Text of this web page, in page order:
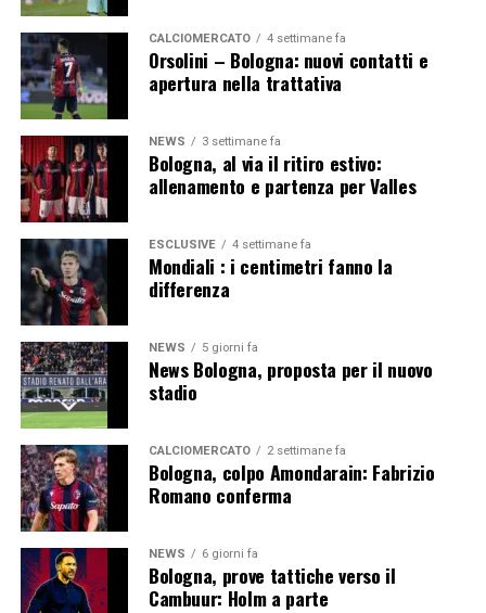
CALCIOMERCATO 4 settimane fa
Orsolini – Bologna: nuovi contatti e
apertura nella trattativa
NEWS 3 settimane fa
Bologna, al via il ritiro estivo:
allenamento e partenza per Valles
ESCLUSIVE 4 settimane fa
Mondiali : i centimetri fanno la
differenza
NEWS 5 giorni fa
News Bologna, proposta per il nuovo
stadio
CALCIOMERCATO 2 settimane fa
Bologna, colpo Amondarain: Fabrizio
Romano conferma
NEWS 6 giorni fa
Bologna, prove tattiche verso il
Cambuur: Holm a parte